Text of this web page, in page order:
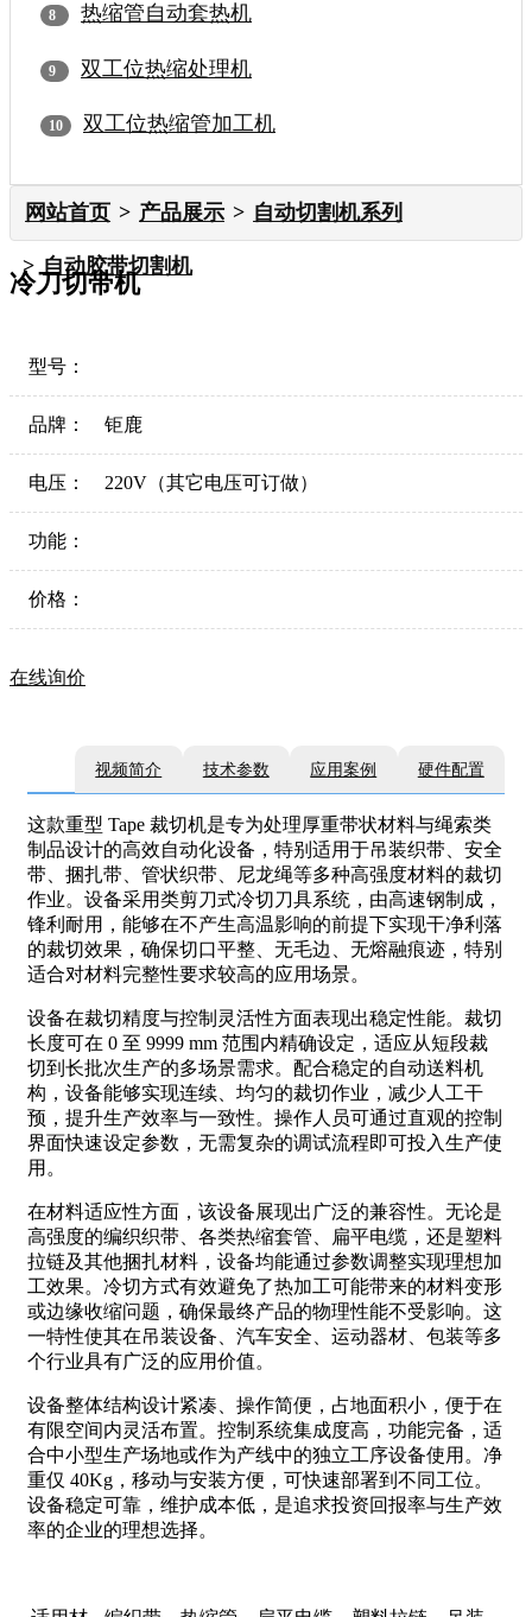
热缩管自动套热机
双工位热缩处理机
双工位热缩管加工机
网站首页 产品展示 自动切割机系列
自动胶带切割机
冷刀切带机
型号：
品牌： 钜鹿
电压： 220V（其它电压可订做）
功能：
价格：
在线询价
视频简介 技术参数 应用案例 硬件配置
这款重型 Tape 裁切机是专为处理厚重带状材料与绳索类
制品设计的高效自动化设备，特别适用于吊装织带、安全
带、捆扎带、管状织带、尼龙绳等多种高强度材料的裁切
作业。设备采用类剪刀式冷切刀具系统，由高速钢制成，
锋利耐用，能够在不产生高温影响的前提下实现干净利落
的裁切效果，确保切口平整、无毛边、无熔融痕迹，特别
适合对材料完整性要求较高的应用场景。
设备在裁切精度与控制灵活性方面表现出稳定性能。裁切
长度可在 0 至 9999 mm 范围内精确设定，适应从短段裁
切到长批次生产的多场景需求。配合稳定的自动送料机
构，设备能够实现连续、均匀的裁切作业，减少人工干
预，提升生产效率与一致性。操作人员可通过直观的控制
界面快速设定参数，无需复杂的调试流程即可投入生产使
用。
在材料适应性方面，该设备展现出广泛的兼容性。无论是
高强度的编织织带、各类热缩套管、扁平电缆，还是塑料
拉链及其他捆扎材料，设备均能通过参数调整实现理想加
工效果。冷切方式有效避免了热加工可能带来的材料变形
或边缘收缩问题，确保最终产品的物理性能不受影响。这
一特性使其在吊装设备、汽车安全、运动器材、包装等多
个行业具有广泛的应用价值。
设备整体结构设计紧凑、操作简便，占地面积小，便于在
有限空间内灵活布置。控制系统集成度高，功能完备，适
合中小型生产场地或作为产线中的独立工序设备使用。净
重仅 40Kg，移动与安装方便，可快速部署到不同工位。
设备稳定可靠，维护成本低，是追求投资回报率与生产效
率的企业的理想选择。